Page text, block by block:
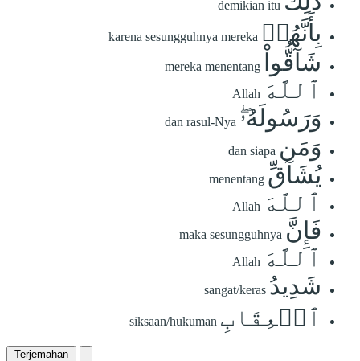
demikian itu
بِأَنَّهُمۡ karena sesungguhnya mereka
شَآقُّواْ mereka menentang
ٱللَّهَ Allah
وَرَسُولَهُۥۖ dan rasul-Nya
وَمَن dan siapa
يُشَآقِّ menentang
ٱللَّهَ Allah
فَإِنَّ maka sesungguhnya
ٱللَّهَ Allah
شَدِيدُ sangat/keras
ٱلۡعِقَابِ siksaan/hukuman
Terjemahan